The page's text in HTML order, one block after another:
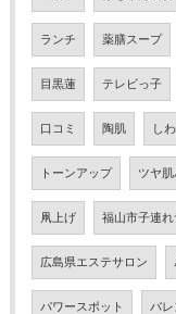
ランチ 薬膳スープ
目黒蓮 テレビっ子
口コミ 陶肌 しわ
トーンアップ ツヤ肌
凧上げ 福山市子連れ
広島県エステサロン
パワースポット バ